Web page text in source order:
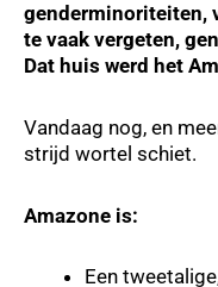
genderminoriteiten,
te vaak vergeten,
Dat huis werd het
Vandaag nog, en
strijd wortel schiet.
Amazone is:
Een